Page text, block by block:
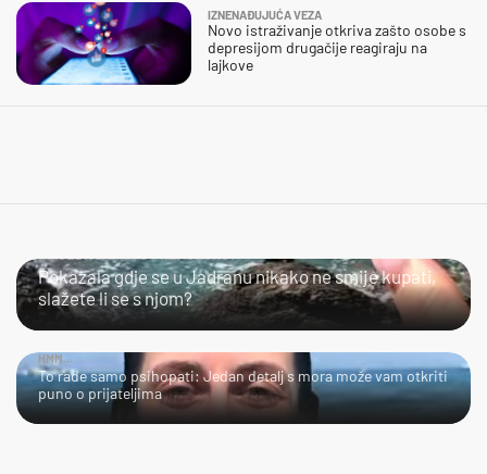
IZNENAĐUJUĆA VEZA
Novo istraživanje otkriva zašto osobe s
depresijom drugačije reagiraju na
lajkove
Pokazala gdje se u Jadranu nikako ne smije kupati,
slažete li se s njom?
HMM…
To rade samo psihopati: Jedan detalj s mora može vam otkriti
puno o prijateljima